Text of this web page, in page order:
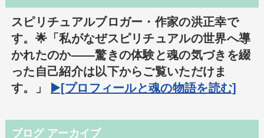
スピリチュアルブロガー・作家の洪正幸で
す。🌟「私がなぜスピリチュアルの世界へ導
かれたのか――驚きの体験と魂の気づきを綴
った自己紹介は以下からご覧いただけま
す。」
▶️[プロフィールと魂の物語を読む]
ブログ アーカイブ